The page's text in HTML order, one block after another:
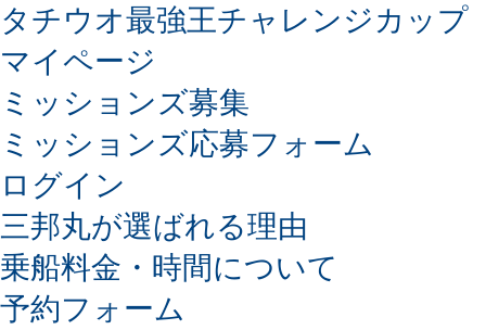
タチウオ最強王チャレンジカップ
マイページ
ミッションズ募集
ミッションズ応募フォーム
ログイン
三邦丸が選ばれる理由
乗船料金・時間について
予約フォーム